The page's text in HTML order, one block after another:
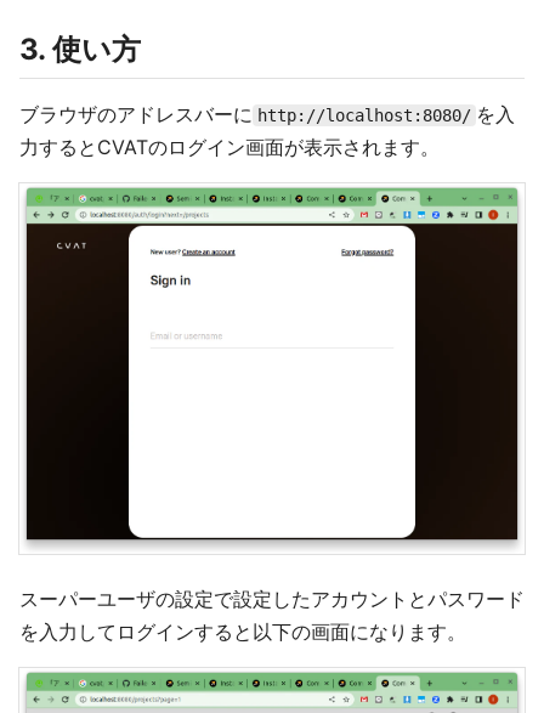
3. 使い方
ブラウザのアドレスバーに http://localhost:8080/ を入
力するとCVATのログイン画面が表示されます。
スーパーユーザの設定で設定したアカウントとパスワード
を入力してログインすると以下の画面になります。